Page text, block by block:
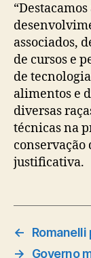
associados,
de cursos e
de
alimentos e
diversas
técnicas na
conservação
justificativa.
←
→
Governo